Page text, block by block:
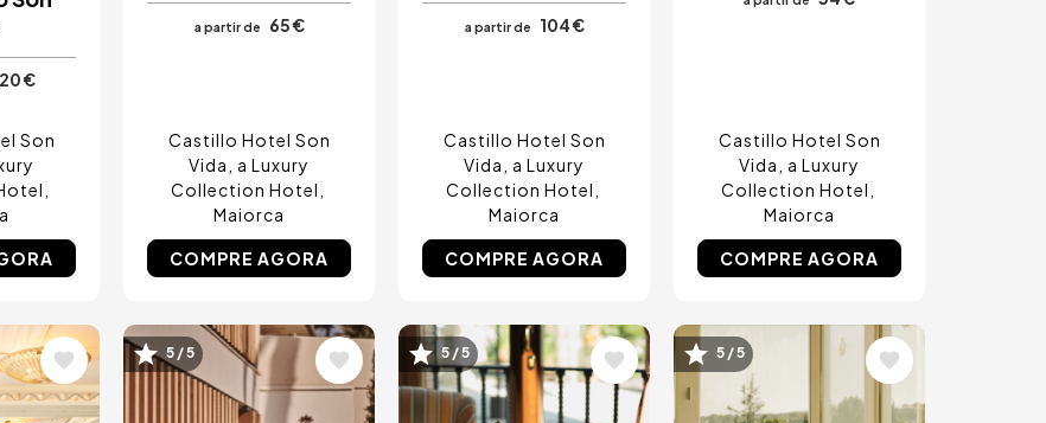
€
Son
a partir de 65 €
Castillo Hotel Son
Vida, a Luxury
Collection Hotel
Maiorca
COMPRE AGORA
a partir de 104 €
Castillo Hotel Son
Vida, a Luxury
Collection Hotel
Maiorca
COMPRE AGORA
Castillo Hotel Son
Vida, a Luxury
Collection Hotel
Maiorca
COMPRE AGORA
Imagem
5 / 5 Imagem
5 / 5 Imagem
5 / 5